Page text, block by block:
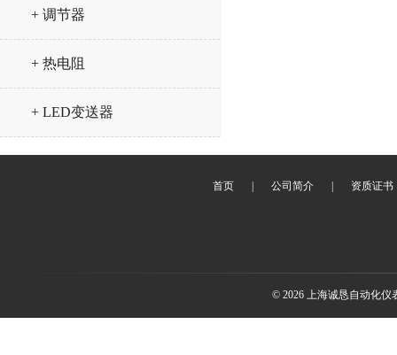
+ 调节器
+ 热电阻
+ LED变送器
首页 公司简介 资质证书
© 2026 上海诚恳自动化仪